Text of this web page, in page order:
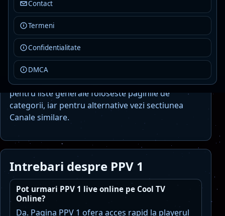
Contact
Termeni
Confidentialitate
DMCA
ATP: Miami Open, Tenis M - ATP: Indian Wells
Open, Tenis M - ATP: Libema Open, Tenis M - ATP:
Gstaad Open, Tenis M - ATP: Barcelona Open,
Tenis M - ATP: Halle Open si Tenis M - ATP:
Houston Open.
Aceasta pagina este dedicata canalului PPV 1;
pentru liste generale foloseste paginile de
categorii, iar pentru alternative vezi sectiunea
Canale similare.
Intrebari despre PPV 1
Pot urmari PPV 1 live online pe Cool TV
Online?
Da. Pagina PPV 1 ofera acces rapid la playerul